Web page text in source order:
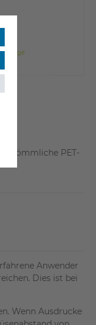
PET-
Anwender
Dies ist bei
Wenn Ausdrucke